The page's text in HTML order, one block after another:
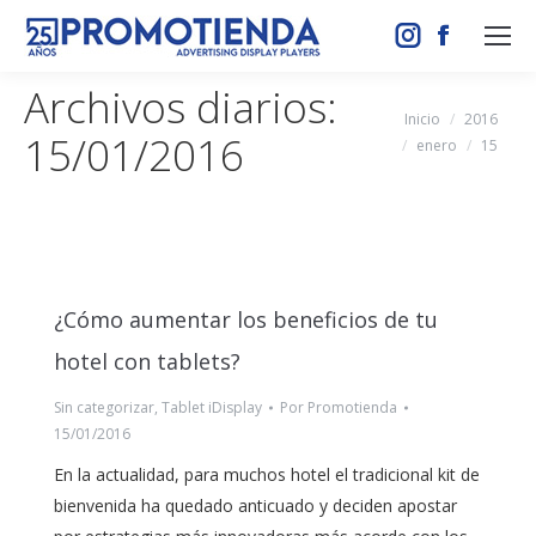
Instagram
opens
in
Facebook
opens
in
Archivos diarios:
15/01/2016
Estás aquí:
Inicio
2016
enero
15
¿Cómo aumentar los beneficios de tu
hotel con tablets?
Sin categorizar, Tablet iDisplay Por Promotienda
15/01/2016
En la actualidad, para muchos hotel el tradicional kit de
bienvenida ha quedado anticuado y deciden apostar